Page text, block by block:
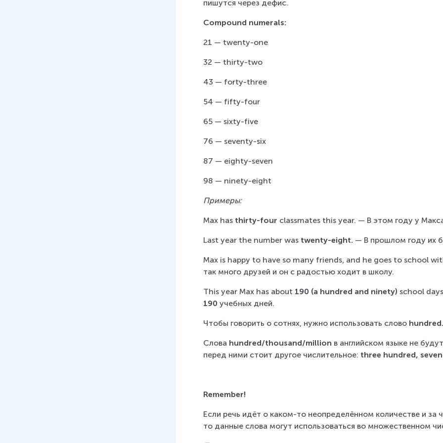
пишутся через дефис.
Compound numerals:
21 — twenty-one
32 — thirty-two
43 — forty-three
54 — fifty-four
65 — sixty-five
76 — seventy-six
87 — eighty-seven
98 — ninety-eight
Примеры:
Max has thirty-four classmates this year. — В этом году у
Last year the number was twenty-eight. — В прошлом году их
Max is happy to have so many friends, and he goes to school
так много друзей и он с радостью ходит в школу.
This year Max has about 190 (a hundred and ninety) school
190 учебных дней.
Чтобы говорить о сотнях, нужно использовать слово hundred.
Слова hundred/thousand/million в английском языке не
перед ними стоит другое числительное: three hundred,
Remember!
Если речь идёт о каком-то неопределённом количестве и за
то данные слова могут использоваться во множественном